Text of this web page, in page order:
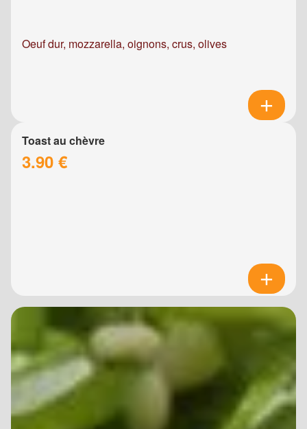
Oeuf dur, mozzarella, oignons, crus, olives
Toast au chèvre
3.90 €